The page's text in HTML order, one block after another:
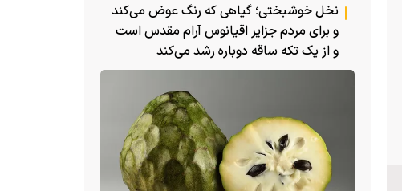
نخل خوشبختی؛ گیاهی که رنگ عوض می‌کند
و برای مردم جزایر اقیانوس آرام مقدس است
و از یک تکه ساقه دوباره رشد می‌کند